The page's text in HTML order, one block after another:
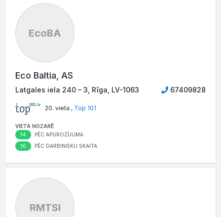
EcoBA
Eco Baltia, AS
Latgales iela 240 – 3, Rīga, LV-1063 67409828
20. vieta , Top 101
VIETA NOZARĒ
14 PĒC APGROZĪJUMA
16 PĒC DARBINIEKU SKAITA
RMTSI